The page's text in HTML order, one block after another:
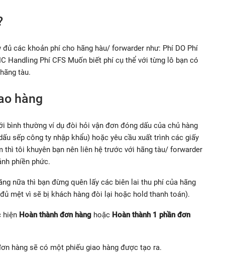
các khoản phí cho hãng hàu/ forwarder như: Phí DO Phí
Handling Phí CFS Muốn biết phí cụ thể với từng lô bạn có
tàu.
hàng
bình thường ví dụ đòi hỏi vận đơn đóng dấu của chủ hàng
sếp công ty nhập khẩu) hoặc yêu cầu xuất trình các giấy
thì tôi khuyên bạn nên liên hệ trước với hãng tàu/ forwarder
phiền phức.
nữa thì bạn đừng quên lấy các biên lai thu phí của hãng
mệt vì sẽ bị khách hàng đòi lại hoặc hold thanh toán).
hiện Hoàn thành đơn hàng hoặc Hoàn thành 1 phần đơn
hàng sẽ có một phiếu giao hàng được tạo ra.